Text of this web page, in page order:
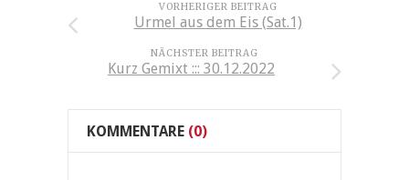
VORHERIGER BEITRAG
Urmel aus dem Eis (Sat.1)
NÄCHSTER BEITRAG
Kurz Gemixt ::: 30.12.2022
KOMMENTARE (0)